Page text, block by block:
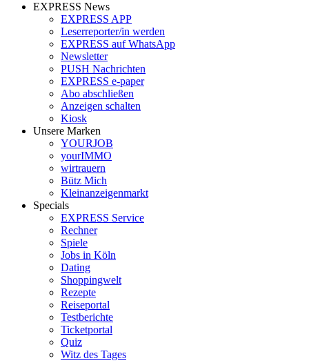
EXPRESS News
EXPRESS APP
Leserreporter/in werden
EXPRESS auf WhatsApp
Newsletter
PUSH Nachrichten
EXPRESS e-paper
Abo abschließen
Anzeigen schalten
Kiosk
Unsere Marken
YOURJOB
yourIMMO
wirtrauern
Bütz Mich
Kleinanzeigenmarkt
Specials
EXPRESS Service
Rechner
Spiele
Jobs in Köln
Dating
Shoppingwelt
Rezepte
Reiseportal
Testberichte
Ticketportal
Quiz
Witz des Tages